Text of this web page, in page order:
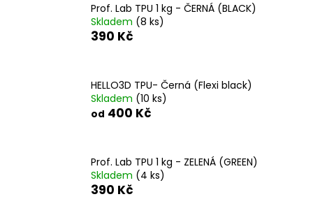
Prof. Lab TPU 1 kg - ČERNÁ (BLACK)
Skladem (8 ks)
390 Kč
HELLO3D TPU- Černá (Flexi black)
Skladem (10 ks)
od 400 Kč
Prof. Lab TPU 1 kg - ZELENÁ (GREEN)
Skladem (4 ks)
390 Kč